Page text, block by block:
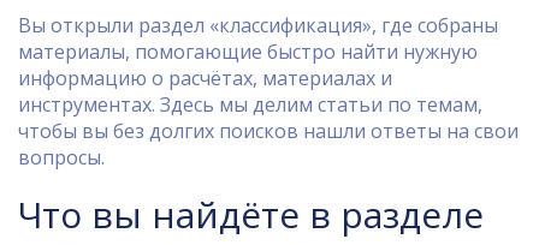
Вы открыли раздел «классификация», где собраны
материалы, помогающие быстро найти нужную
информацию о расчётах, материалах и
инструментах. Здесь мы делим статьи по темам,
чтобы вы без долгих поисков нашли ответы на свои
вопросы.
Что вы найдёте в разделе